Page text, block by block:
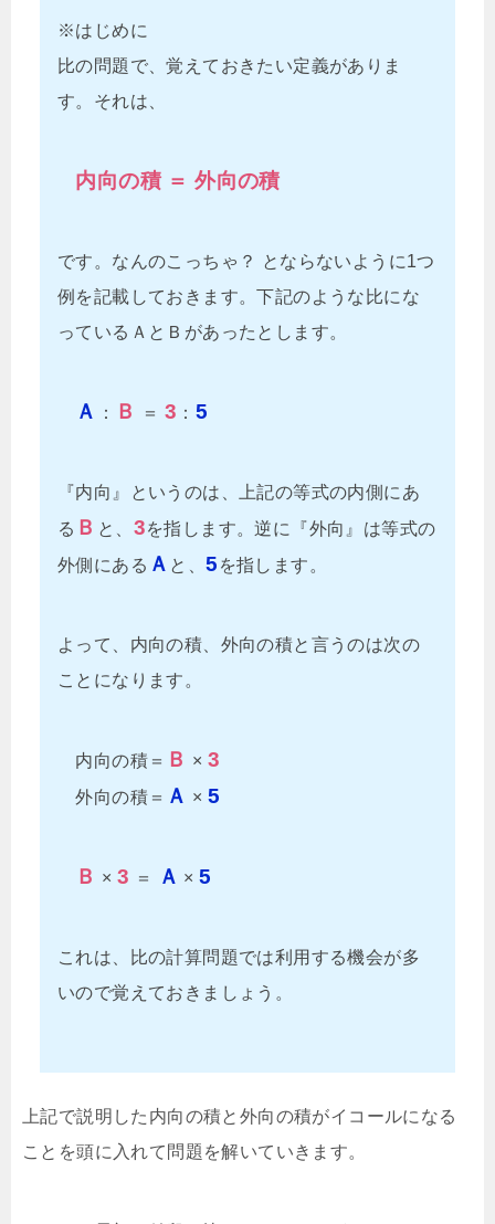
※はじめに
比の問題で、覚えておきたい定義がありま
す。それは、
内向の積 ＝ 外向の積
です。なんのこっちゃ？ とならないように1つ
例を記載しておきます。下記のような比にな
っているＡとＢがあったとします。
Ａ ： Ｂ ＝ 3 ： 5
『内向』というのは、上記の等式の内側にあ
る Ｂ と、 3を指します。逆に『外向』は等式の
外側にある Ａ と、5 を指します。
よって、内向の積、外向の積と言うのは次の
ことになります。
内向の積＝ Ｂ ×3
外向の積＝ Ａ ×5
Ｂ ×3 ＝ Ａ ×5
これは、比の計算問題では利用する機会が多
いので覚えておきましょう。
上記で説明した内向の積と外向の積がイコールになる
ことを頭に入れて問題を解いていきます。